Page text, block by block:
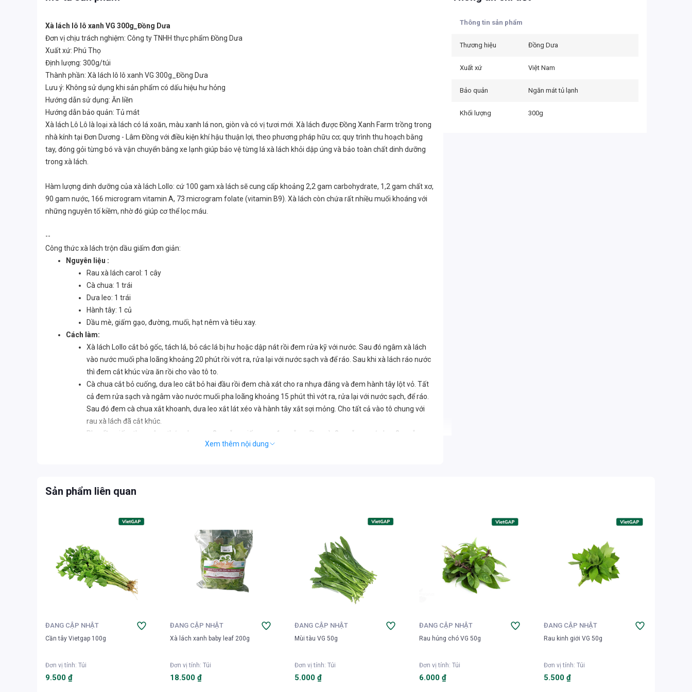
Xà lách lô lô xanh VG 300g_Đồng Dưa
Đơn vị chịu trách nghiệm: Công ty TNHH thực phẩm Đồng Dưa
Xuất xứ: Phú Thọ
Định lượng: 300g/túi
Thành phần: Xà lách lô lô xanh VG 300g_Đồng Dưa
Lưu ý: Không sử dụng khi sản phẩm có dấu hiệu hư hỏng
Hướng dẫn sử dụng: Ăn liền
Hướng dẫn bảo quản: Tủ mát
Xà lách Lô Lô là loại xà lách có lá xoăn, màu xanh lá non, giòn và có vị tươi mới. Xà lách được Đồng Xanh Farm trồng trong
nhà kính tại Đơn Dương - Lâm Đồng với điều kiện khí hậu thuận lợi, theo phương pháp hữu cơ; quy trình thu hoạch bằng
tay, đóng gỏi từng bó và vận chuyển bằng xe lạnh giúp bảo vệ từng lá xà lách khỏi dập úng và bảo toàn chất dinh dưỡng
trong xà lách.
Hàm lượng dinh dưỡng của xà lách Lollo: cứ 100 gam xà lách sẽ cung cấp khoảng 2,2 gam carbohydrate, 1,2 gam chất xơ,
90 gam nước, 166 microgram vitamin A, 73 microgram folate (vitamin B9). Xà lách còn chứa rất nhiều muối khoáng với
những nguyên tố kiềm, nhờ đó giúp cơ thể lọc máu.
--
Công thức xà lách trộn dầu giấm đơn giản:
Nguyên liệu :
Rau xà lách carol: 1 cây
Cà chua: 1 trái
Dưa leo: 1 trái
Hành tây: 1 củ
Dầu mè, giấm gạo, đường, muối, hạt nêm và tiêu xay.
Cách làm:
Xà lách Lollo cắt bỏ gốc, tách lá, bỏ các lá bị hư hoặc dập nát rồi đem rửa kỹ với nước. Sau đó ngâm xà lách
vào nước muối pha loãng khoảng 20 phút rồi vớt ra, rửa lại với nước sạch và để ráo. Sau khi xà lách ráo nước
thì đem cắt khúc vừa ăn rồi cho vào tô to.
Cà chua cắt bỏ cuống, dưa leo cắt bỏ hai đầu rồi đem chà xát cho ra nhựa đắng và đem hành tây lột vỏ. Tất
cả đem rửa sạch và ngâm vào nước muối pha loãng khoảng 15 phút thì vớt ra, rửa lại với nước sạch, để ráo.
Sau đó đem cà chua xắt khoanh, dưa leo xắt lát xéo và hành tây xắt sợi mỏng. Cho tất cả vào tô chung với
rau xà lách đã cắt khúc.
Pha dầu giấm theo công thức như sau: 2 muỗng giấm gạo, 1 muỗng dầu mè, 3 muỗng nước lọc, 2 muỗng
đường, 1/3 muỗng cafe muối, 1/3 muỗng cafe tiêu xay và 1 muỗng cafe hạt nêm. Tất cả trộn đều cho đến
Xem thêm nội dung
Thông tin sản phẩm
Thương hiệu Đồng Dưa
Xuất xứ Việt Nam
Bảo quản Ngăn mát tủ lạnh
Khối lượng 300g
Sản phẩm liên quan
ĐANG CẬP NHẬT
Cần tây Vietgap 100g
Đơn vị tính: Túi
9.500 ₫
ĐANG CẬP NHẬT
Xà lách xanh baby leaf 200g
Đơn vị tính: Túi
18.500 ₫
ĐANG CẬP NHẬT
Mùi tàu VG 50g
Đơn vị tính: Túi
5.000 ₫
ĐANG CẬP NHẬT
Rau húng chó VG 50g
Đơn vị tính: Túi
6.000 ₫
ĐANG CẬP NHẬT
Rau kinh giới VG 50g
Đơn vị tính: Túi
5.500 ₫